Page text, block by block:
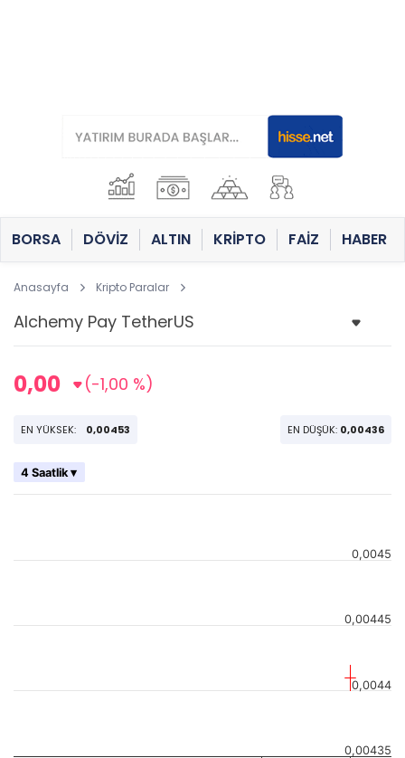
BORSA DÖVİZ ALTIN KRİPTO FAİZ HABER
Anasayfa Kripto Paralar
0,00 (-1,00 %)
EN YÜKSEK: 0,00453 EN DÜŞÜK: 0,00436
4 Saatlik ▾
0,00435
0,0044
0,00445
0,0045